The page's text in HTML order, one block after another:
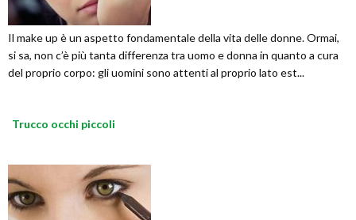
Il make up è un aspetto fondamentale della vita delle donne. Ormai,
si sa, non c’è più tanta differenza tra uomo e donna in quanto a cura
del proprio corpo: gli uomini sono attenti al proprio lato est...
Trucco occhi piccoli